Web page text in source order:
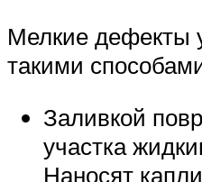
Мелкие дефекты
такими
Заливкой
участка
Наносят